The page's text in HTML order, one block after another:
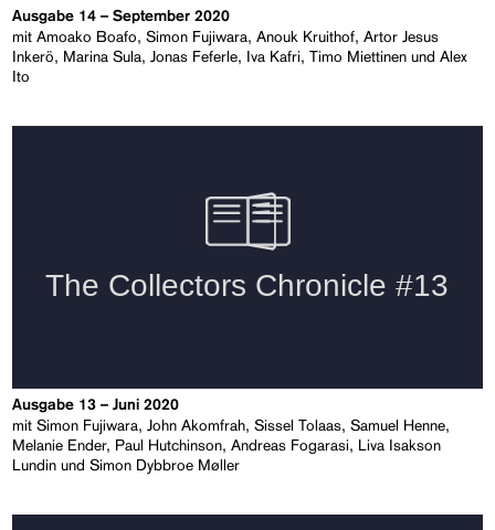
Ausgabe 14 – September 2020
mit Amoako Boafo, Simon Fujiwara, Anouk Kruithof, Artor Jesus
Inkerö, Marina Sula, Jonas Feferle, Iva Kafri, Timo Miettinen und Alex
Ito
Ausgabe 13 – Juni 2020
mit Simon Fujiwara, John Akomfrah, Sissel Tolaas, Samuel Henne,
Melanie Ender, Paul Hutchinson, Andreas Fogarasi, Liva Isakson
Lundin und Simon Dybbroe Møller